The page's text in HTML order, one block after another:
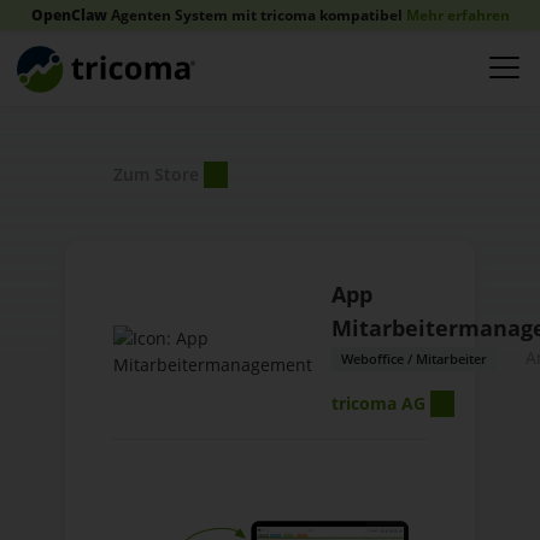
OpenClawAgenten System mit tricoma kompatibel Mehr erfahren
App
Weboffice / Mitarbeiter
tricoma AG